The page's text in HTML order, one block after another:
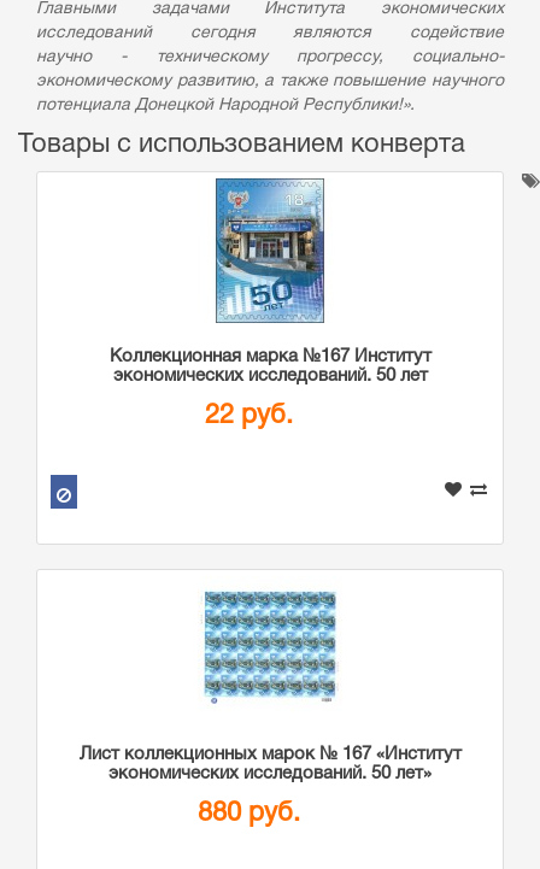
Главными задачами Института экономических
исследований сегодня являются содействие
научно - техническому прогрессу, социально-
экономическому развитию, а также повышение научного
потенциала Донецкой Народной Республики!».
Товары с использованием конверта
Коллекционная марка №167 Институт
экономических исследований. 50 лет
22 руб.
Лист коллекционных марок № 167 «Институт
экономических исследований. 50 лет»
880 руб.